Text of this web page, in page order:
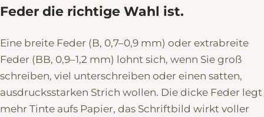
Feder die richtige Wahl ist.
Eine breite Feder (B, 0,7–0,9 mm) oder extrabreite
Feder (BB, 0,9–1,2 mm) lohnt sich, wenn Sie groß
schreiben, viel unterschreiben oder einen satten,
ausdrucksstarken Strich wollen. Die dicke Feder legt
mehr Tinte aufs Papier, das Schriftbild wirkt voller